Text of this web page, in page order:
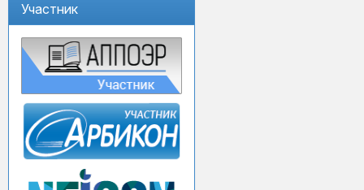
Участник